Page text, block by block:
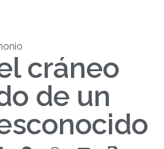
cráneo
de un